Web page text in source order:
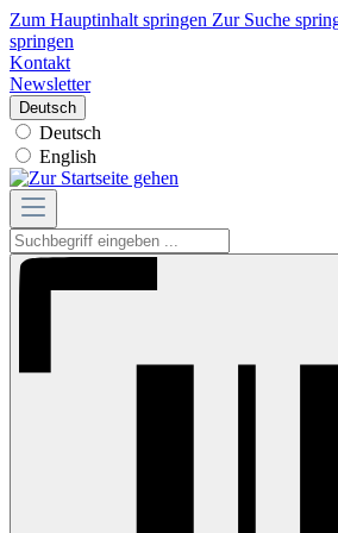
Zum Hauptinhalt springen Zur Suche
springen
Kontakt
Newsletter
Deutsch
Deutsch
English